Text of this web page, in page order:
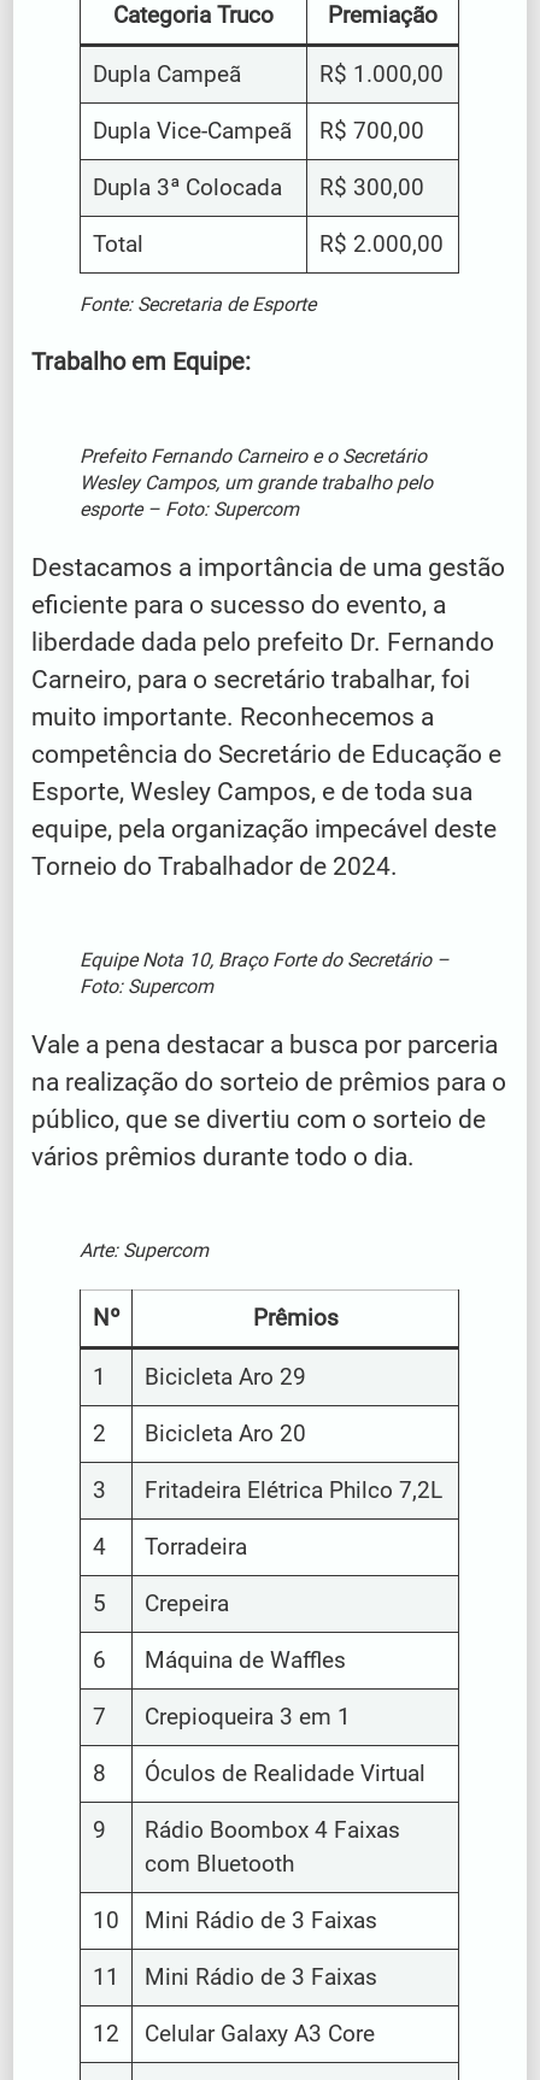
Categoria Truco Premiação
Dupla Campeã R$ 1.000,00
Dupla Vice-Campeã R$ 700,00
Dupla 3ª Colocada R$ 300,00
Total R$ 2.000,00
Fonte: Secretaria de Esporte
Trabalho em Equipe:
Prefeito Fernando Carneiro e o Secretário
Wesley Campos, um grande trabalho pelo
esporte – Foto: Supercom
Destacamos a importância de uma gestão
eficiente para o sucesso do evento, a
liberdade dada pelo prefeito Dr. Fernando
Carneiro, para o secretário trabalhar, foi
muito importante. Reconhecemos a
competência do Secretário de Educação e
Esporte, Wesley Campos, e de toda sua
equipe, pela organização impecável deste
Torneio do Trabalhador de 2024.
Equipe Nota 10, Braço Forte do Secretário –
Foto: Supercom
Vale a pena destacar a busca por parceria
na realização do sorteio de prêmios para o
público, que se divertiu com o sorteio de
vários prêmios durante todo o dia.
Arte: Supercom
Nº Prêmios
1 Bicicleta Aro 29
2 Bicicleta Aro 20
3 Fritadeira Elétrica Philco 7,2L
4 Torradeira
5 Crepeira
6 Máquina de Waffles
7 Crepioqueira 3 em 1
8 Óculos de Realidade Virtual
9
Rádio Boombox 4 Faixas
com Bluetooth
10 Mini Rádio de 3 Faixas
11 Mini Rádio de 3 Faixas
12 Celular Galaxy A3 Core